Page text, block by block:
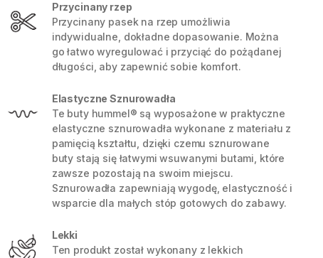
Przycinany rzep
Przycinany pasek na rzep umożliwia
indywidualne, dokładne dopasowanie. Można
go łatwo wyregulować i przyciąć do pożądanej
długości, aby zapewnić sobie komfort.
Elastyczne Sznurowadła
Te buty hummel® są wyposażone w praktyczne
elastyczne sznurowadła wykonane z materiału z
pamięcią kształtu, dzięki czemu sznurowane
buty stają się łatwymi wsuwanymi butami, które
zawsze pozostają na swoim miejscu.
Sznurowadła zapewniają wygodę, elastyczność i
wsparcie dla małych stóp gotowych do zabawy.
Lekki
Ten produkt został wykonany z lekkich